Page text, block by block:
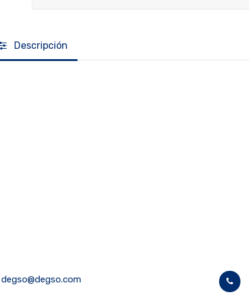
Descripción
degso@degso.com